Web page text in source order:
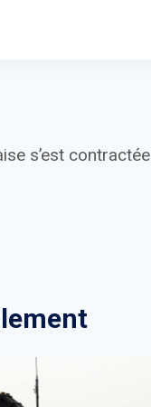
s’est contractée